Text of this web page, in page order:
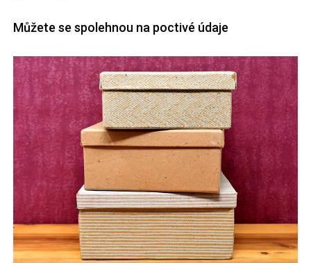
Můžete se spolehnou na poctivé údaje